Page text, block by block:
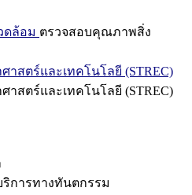
ดล้อม ตรวจสอบคุณภาพสิ่ง
าสตร์และเทคโนโลยี (STREC)
าสตร์และเทคโนโลยี (STREC)
ริการทางทันตกรรม